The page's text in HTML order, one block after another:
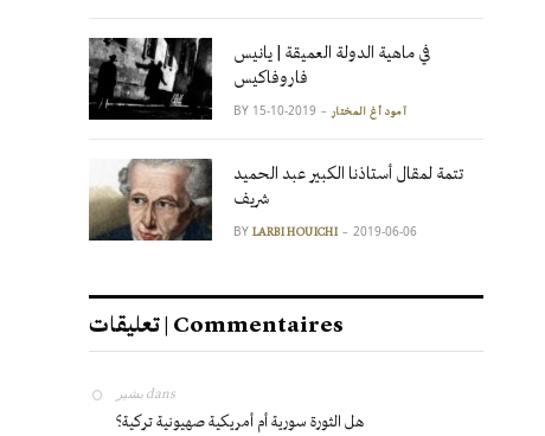
في ماهية الدولة العميقة | يانيس
فاروفاكيس
BY آمود أغ المختار 2019-10-15
تتمة لمقال أستاذنا الكبير عبد الحميد
شريف
BY LARBI HOUICHI 2019-06-06
تعليقات | Commentaires
بشير dans
هل الثورة سورية أم أمريكية صهيونية تركية؟